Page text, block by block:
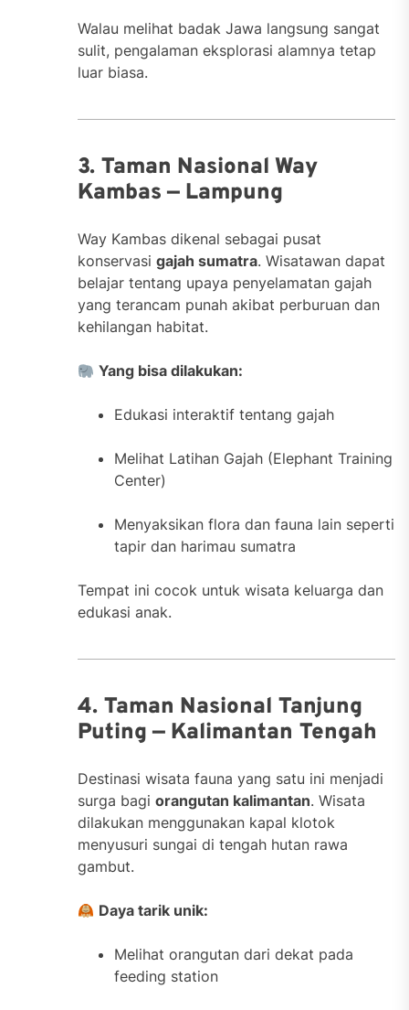
Walau melihat badak Jawa langsung sangat
sulit, pengalaman eksplorasi alamnya tetap
luar biasa.
3. Taman Nasional Way
Kambas — Lampung
Way Kambas dikenal sebagai pusat
konservasi gajah sumatra. Wisatawan dapat
belajar tentang upaya penyelamatan gajah
yang terancam punah akibat perburuan dan
kehilangan habitat.
Yang bisa dilakukan:
Edukasi interaktif tentang gajah
Melihat Latihan Gajah (Elephant Training
Center)
Menyaksikan flora dan fauna lain seperti
tapir dan harimau sumatra
Tempat ini cocok untuk wisata keluarga dan
edukasi anak.
4. Taman Nasional Tanjung
Puting — Kalimantan Tengah
Destinasi wisata fauna yang satu ini menjadi
surga bagi orangutan kalimantan. Wisata
dilakukan menggunakan kapal klotok
menyusuri sungai di tengah hutan rawa
gambut.
Daya tarik unik:
Melihat orangutan dari dekat pada
feeding station